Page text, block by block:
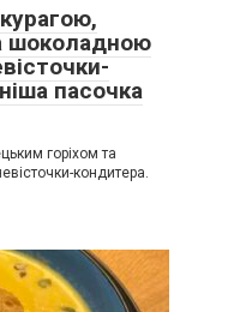
шоколадною
пасочка
горіхом та
кондитера.